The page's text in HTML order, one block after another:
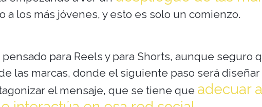
los más jóvenes, y esto es solo un comienzo.
para Reels y para Shorts, aunque seguro
las marcas, donde el siguiente paso será
el mensaje, que se tiene que adecuar